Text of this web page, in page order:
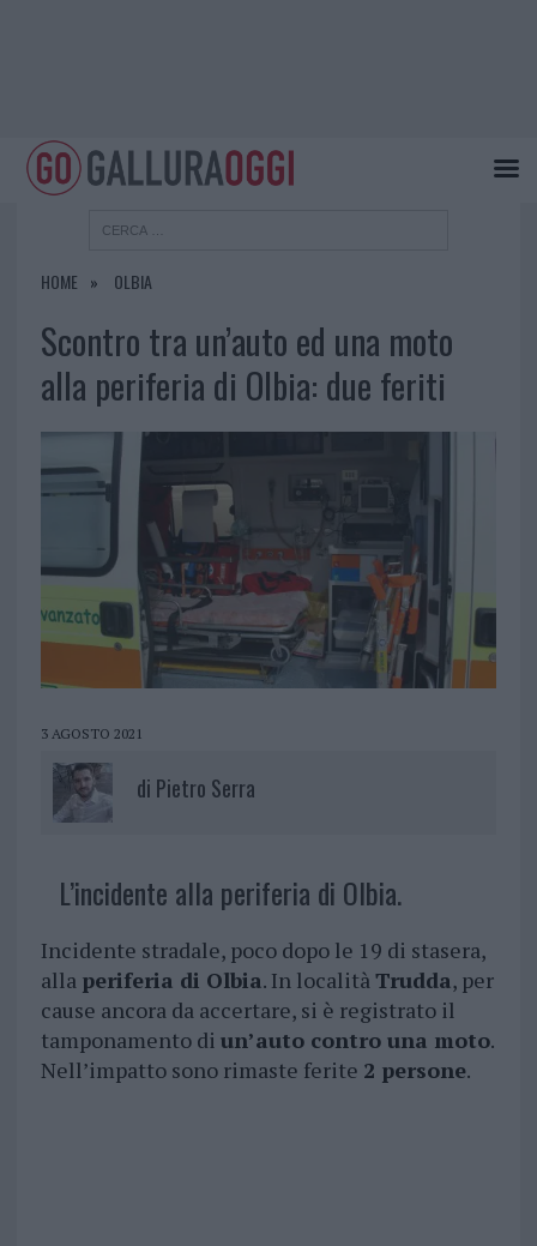
HOME OLBIA
Scontro tra un’auto ed una moto
alla periferia di Olbia: due feriti
3 AGOSTO 2021
di Pietro Serra
L’incidente alla periferia di Olbia.
Incidente stradale, poco dopo le 19 di stasera,
alla periferia di Olbia. In localitàTrudda, per
cause ancora da accertare, si è registrato il
tamponamento di un’auto contro una moto.
Nell’impatto sono rimaste ferite 2 persone.